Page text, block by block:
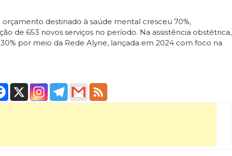
destinado à saúde mental cresceu 70%,
de 653 novos serviços no período. Na assistência obstétrica,
por meio da Rede Alyne, lançada em 2024 com foco na